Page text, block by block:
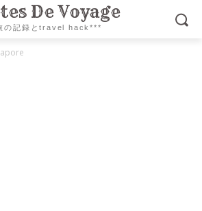
De Voyage
の記録とtravel hack***